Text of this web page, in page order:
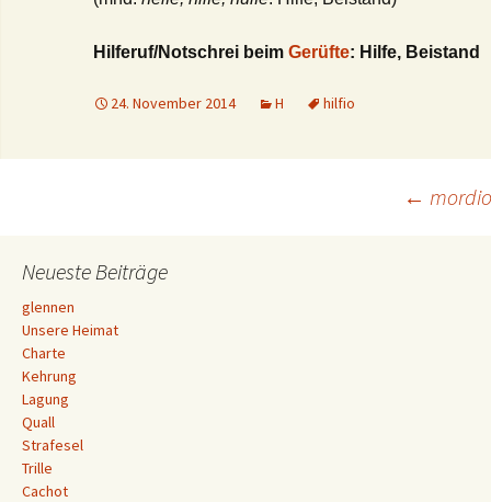
Hilferuf/Notschrei beim Gerüfte: Hilfe, Beistand
24. November 2014 H hilfio
Navigation
← mordio
Neueste Beiträge
glennen
Unsere Heimat
Charte
Kehrung
Lagung
Quall
Strafesel
Trille
Cachot